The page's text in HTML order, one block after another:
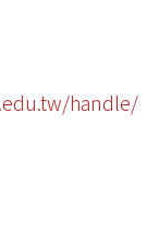
handle/